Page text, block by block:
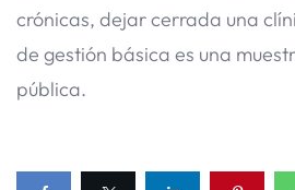
crónicas, dejar cerrada una
de gestión básica es una
pública.